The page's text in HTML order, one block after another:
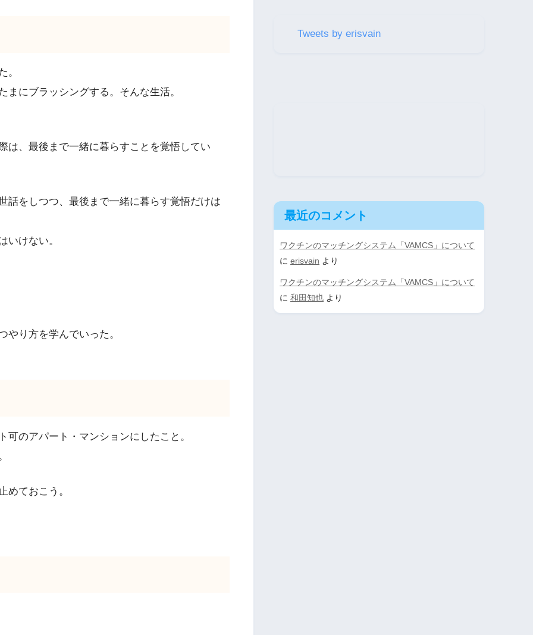
。
にブラッシングする。そんな生活。
は、最後まで一緒に暮らすことを覚悟してい
話をしつつ、最後まで一緒に暮らす覚悟だけは
いけない。
やり方を学んでいった。
のアパート・マンションにしたこと。
めておこう。
Tweets by erisvain
最近のコメント
ワクチンのマッチングシステム「VAMCS」について
に erisvain より
ワクチンのマッチングシステム「VAMCS」について
に 和田知也 より